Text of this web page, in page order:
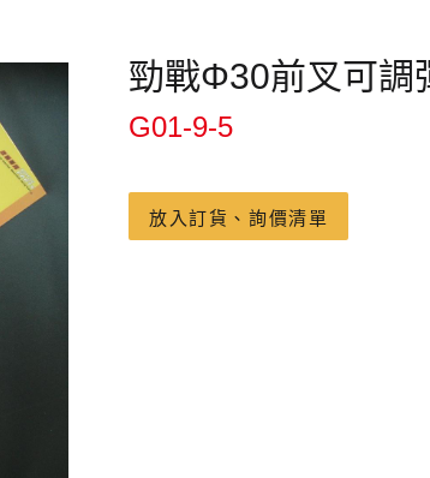
勁戰Φ30前叉可調
G01-9-5
放入訂貨、詢價清單